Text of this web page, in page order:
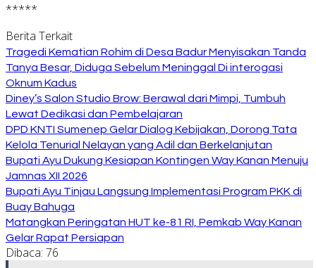
*****
Berita Terkait
Tragedi Kematian Rohim di Desa Badur Menyisakan Tanda
Tanya Besar, Diduga Sebelum Meninggal Di interogasi
Oknum Kadus
Diney’s Salon Studio Brow: Berawal dari Mimpi, Tumbuh
Lewat Dedikasi dan Pembelajaran
DPD KNTI Sumenep Gelar Dialog Kebijakan, Dorong Tata
Kelola Tenurial Nelayan yang Adil dan Berkelanjutan
Bupati Ayu Dukung Kesiapan Kontingen Way Kanan Menuju
Jamnas XII 2026
Bupati Ayu Tinjau Langsung Implementasi Program PKK di
Buay Bahuga
Matangkan Peringatan HUT ke-81 RI, Pemkab Way Kanan
Gelar Rapat Persiapan
Dibaca: 76